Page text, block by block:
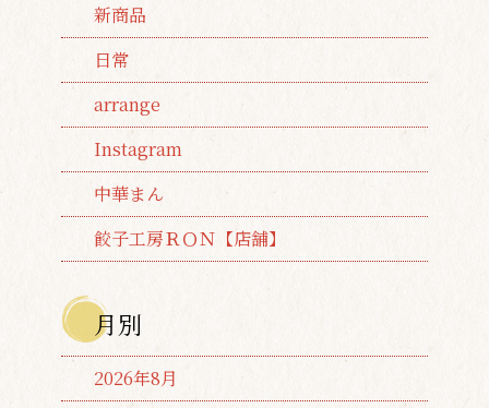
新商品
日常
arrange
Instagram
中華まん
餃子工房ＲＯＮ【店舗】
月別
2026年8月